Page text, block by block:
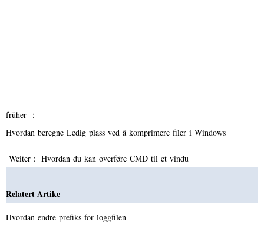
früher ：
Hvordan beregne Ledig plass ved å komprimere filer i Windows
Weiter： Hvordan du kan overføre CMD til et vindu
Relatert Artike
Hvordan endre prefiks for loggfilen